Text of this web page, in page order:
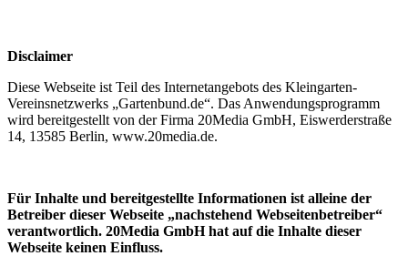
Disclaimer
Diese Webseite ist Teil des Internetangebots des Kleingarten-
Vereinsnetzwerks „Gartenbund.de“. Das Anwendungsprogramm
wird bereitgestellt von der Firma 20Media GmbH, Eiswerderstraße
14, 13585 Berlin, www.20media.de.
Für Inhalte und bereitgestellte Informationen ist alleine der
Betreiber dieser Webseite „nachstehend Webseitenbetreiber“
verantwortlich. 20Media GmbH hat auf die Inhalte dieser
Webseite keinen Einfluss.